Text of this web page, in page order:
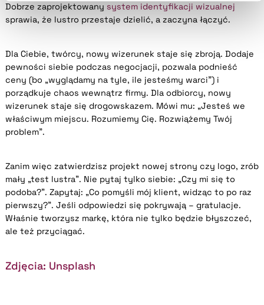
Dobrze zaprojektowany system identyfikacji wizualnej
sprawia, że lustro przestaje dzielić, a zaczyna łączyć.
Dla Ciebie, twórcy, nowy wizerunek staje się zbroją. Dodaje
pewności siebie podczas negocjacji, pozwala podnieść
ceny (bo „wyglądamy na tyle, ile jesteśmy warci”) i
porządkuje chaos wewnątrz firmy. Dla odbiorcy, nowy
wizerunek staje się drogowskazem. Mówi mu: „Jesteś we
właściwym miejscu. Rozumiemy Cię. Rozwiążemy Twój
problem”.
Zanim więc zatwierdzisz projekt nowej strony czy logo, zrób
mały „test lustra”. Nie pytaj tylko siebie: „Czy mi się to
podoba?”. Zapytaj: „Co pomyśli mój klient, widząc to po raz
pierwszy?”. Jeśli odpowiedzi się pokrywają – gratulacje.
Właśnie tworzysz markę, która nie tylko będzie błyszczeć,
ale też przyciągać.
Zdjęcia: Unsplash